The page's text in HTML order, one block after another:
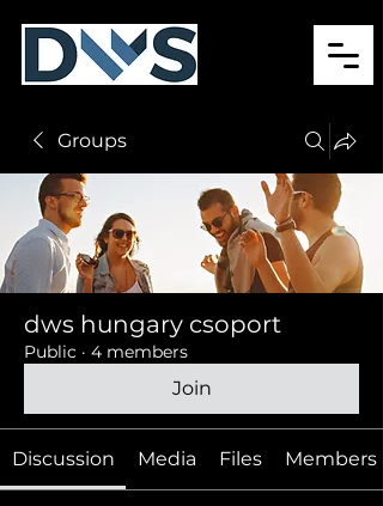
Groups
dws hungary csoport
Public · 4 members
Join
Discussion Media Files Members